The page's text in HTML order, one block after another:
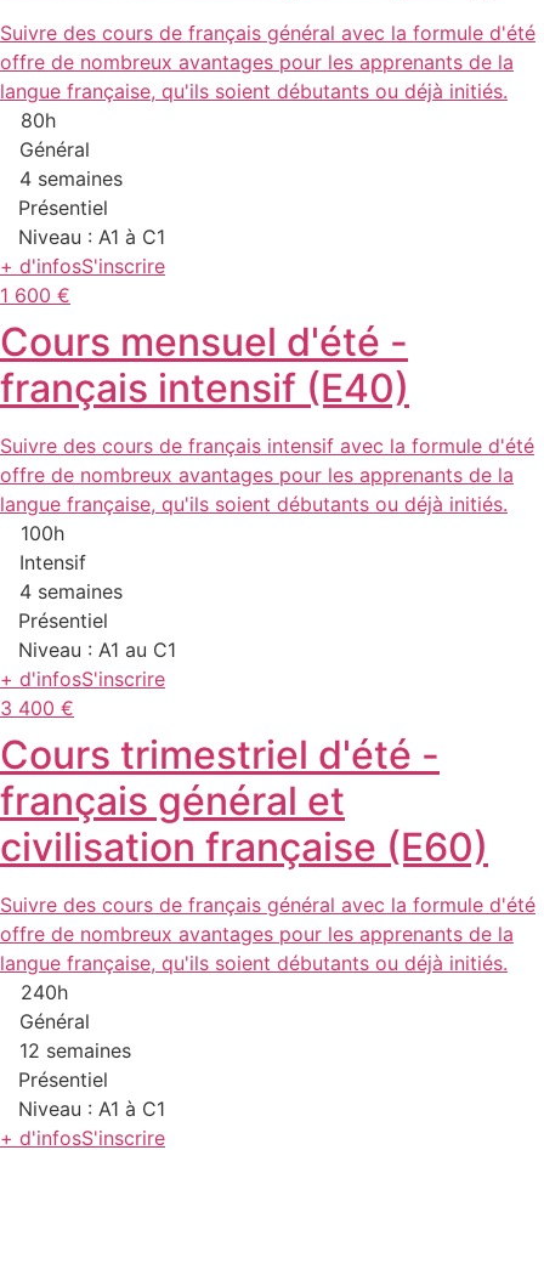
Suivre des cours de français général avec la formule d'été
offre de nombreux avantages pour les apprenants de la
langue française, qu'ils soient débutants ou déjà initiés.
80h
Général
4 semaines
Présentiel
Niveau : A1 à C1
+ d'infosS'inscrire
1 600 €
Cours mensuel d'été -
français intensif (E40)
Suivre des cours de français intensif avec la formule d'été
offre de nombreux avantages pour les apprenants de la
langue française, qu'ils soient débutants ou déjà initiés.
100h
Intensif
4 semaines
Présentiel
Niveau : A1 au C1
+ d'infosS'inscrire
3 400 €
Cours trimestriel d'été -
français général et
civilisation française (E60)
Suivre des cours de français général avec la formule d'été
offre de nombreux avantages pour les apprenants de la
langue française, qu'ils soient débutants ou déjà initiés.
240h
Général
12 semaines
Présentiel
Niveau : A1 à C1
+ d'infosS'inscrire